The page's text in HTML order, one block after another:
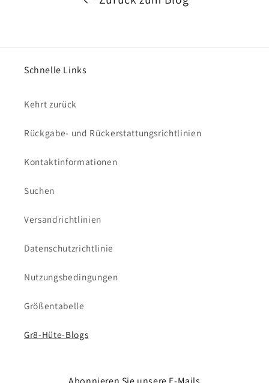
Schnelle Links
Kehrt zurück
Rückgabe- und Rückerstattungsrichtlinien
Kontaktinformationen
Suchen
Versandrichtlinien
Datenschutzrichtlinie
Nutzungsbedingungen
Größentabelle
Gr8-Hüte-Blogs